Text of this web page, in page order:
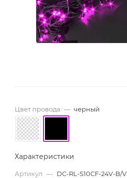
Цвет провода — черный
Характеристики
Артикул — DC-RL-S10CF-24V-B/V